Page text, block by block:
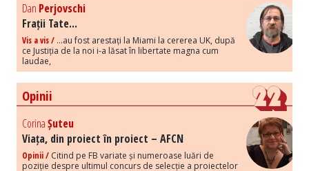
Dan Perjovschi
Frații Tate...
Vis a vis / ...au fost arestați la Miami la cererea UK, după
ce Justiția de la noi i-a lăsat în libertate magna cum
laudae,
Opinii
CorinaȘuteu
Viața, din proiect în proiect – AFCN
Opinii / Citind pe FB variate și numeroase luări de
poziție despre ultimul concurs de selecție a proiectelor